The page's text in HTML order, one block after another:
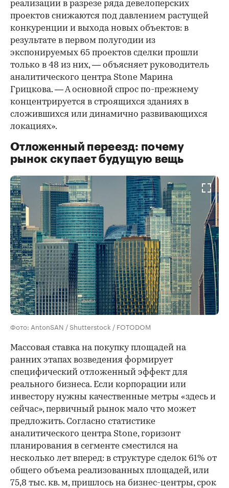
реализации в разрезе ряда девелоперских
проектов снижаются под давлением растущей
конкуренции и выхода новых объектов: в
результате в первом полугодии из
экспонируемых 65 проектов сделки прошли
только в 48 из них, — объясняет руководитель
аналитического центра Stone Марина
Грицкова. — А основной спрос по-прежнему
концентрируется в строящихся зданиях в
сложившихся или динамично развивающихся
локациях».
Отложенный переезд: почему
рынок скупает будущую вещь
Фото: AntonSAN / Shutterstock / FOTODOM
Массовая ставка на покупку площадей на
ранних этапах возведения формирует
специфический отложенный эффект для
реального бизнеса. Если корпорации или
инвестору нужны качественные метры «здесь и
сейчас», первичный рынок мало что может
предложить. Согласно статистике
аналитического центра Stone, горизонт
планирования в сегменте сместился на
несколько лет вперед: в структуре сделок 61% от
общего объема реализованных площадей, или
75,8 тыс. кв. м, пришлось на бизнес-центры, срок